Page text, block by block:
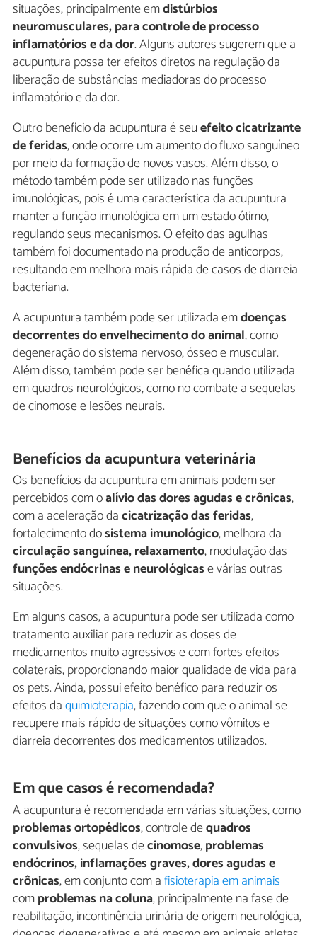
situações, principalmente emdistúrbios
neuromusculares, para controle de processo
inflamatórios e da dor. Alguns autores sugerem que a
acupuntura possa ter efeitos diretos na regulação da
liberação de substâncias mediadoras do processo
inflamatório e da dor.
Outro benefício da acupuntura é seuefeito cicatrizante
de feridas, onde ocorre um aumento do fluxo sanguíneo
por meio da formação de novos vasos. Além disso, o
método também pode ser utilizado nas funções
imunológicas, pois é uma característica da acupuntura
manter a função imunológica em um estado ótimo,
regulando seus mecanismos. O efeito das agulhas
também foi documentado na produção de anticorpos,
resultando em melhora mais rápida de casos de diarreia
bacteriana.
A acupuntura também pode ser utilizada emdoenças
decorrentes do envelhecimento do animal, como
degeneração do sistema nervoso, ósseo e muscular.
Além disso, também pode ser benéfica quando utilizada
em quadros neurológicos, como no combate a sequelas
de cinomose e lesões neurais.
Benefícios da acupuntura veterinária
Os benefícios da acupuntura em animais podem ser
percebidos com oalívio das dores agudas e crônicas,
com a aceleração dacicatrização das feridas,
fortalecimento dosistema imunológico, melhora da
circulação sanguínea, relaxamento, modulação das
funções endócrinas e neurológicase várias outras
situações.
Em alguns casos, a acupuntura pode ser utilizada como
tratamento auxiliar para reduzir as doses de
medicamentos muito agressivos e com fortes efeitos
colaterais, proporcionando maior qualidade de vida para
os pets. Ainda, possui efeito benéfico para reduzir os
efeitos daquimioterapia, fazendo com que o animal se
recupere mais rápido de situações como vômitos e
diarreia decorrentes dos medicamentos utilizados.
Em que casos é recomendada?
A acupuntura é recomendada em várias situações, como
problemas ortopédicos, controle dequadros
convulsivos, sequelas decinomose,problemas
endócrinos, inflamações graves, dores agudas e
crônicas, em conjunto com afisioterapia em animais
comproblemas na coluna, principalmente na fase de
reabilitação, incontinência urinária de origem neurológica,